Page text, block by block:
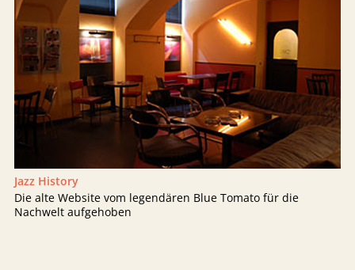
Jazz History
Die alte Website vom legendären Blue Tomato für die
Nachwelt aufgehoben